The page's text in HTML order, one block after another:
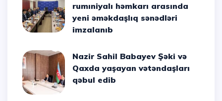
rumıniyalı həmkarı arasında
yeni əməkdaşlıq sənədləri
imzalanıb
Nazir Sahil Babayev Şəki və
Qaxda yaşayan vətəndaşları
qəbul edib